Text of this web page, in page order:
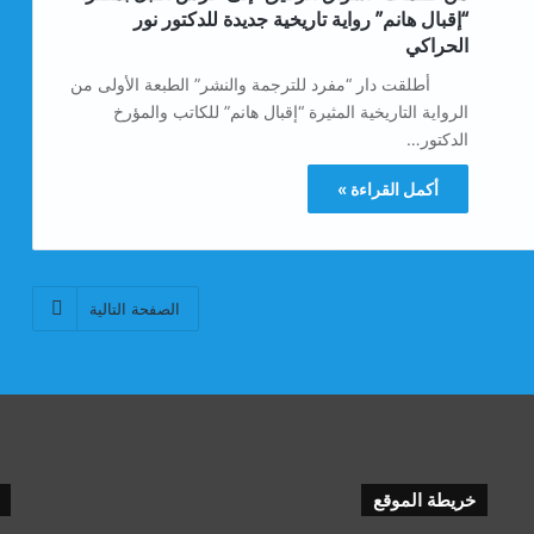
“إقبال هانم” رواية تاريخية جديدة للدكتور نور
الحراكي
أطلقت دار “مفرد للترجمة والنشر” الطبعة الأولى من
الرواية التاريخية المثيرة “إقبال هانم” للكاتب والمؤرخ
الدكتور…
أكمل القراءة »
الصفحة التالية
خريطة الموقع